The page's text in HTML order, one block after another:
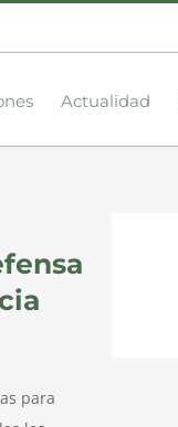
Actualidad
para